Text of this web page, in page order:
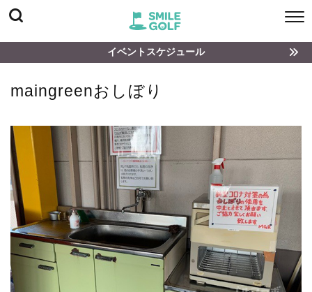
イベントスケジュール
maingreenおしぼり